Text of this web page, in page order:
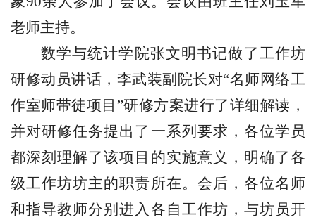
老师主持。
数学与统计学院张文明书记做了工作坊
研修动员讲话，李武装副院长对“名师网络工
作室师带徒项目”研修方案进行了详细解读，
并对研修任务提出了一系列要求，各位学员
都深刻理解了该项目的实施意义，明确了各
级工作坊坊主的职责所在。会后，各位名师
和指导教师分别进入各自工作坊，与坊员开